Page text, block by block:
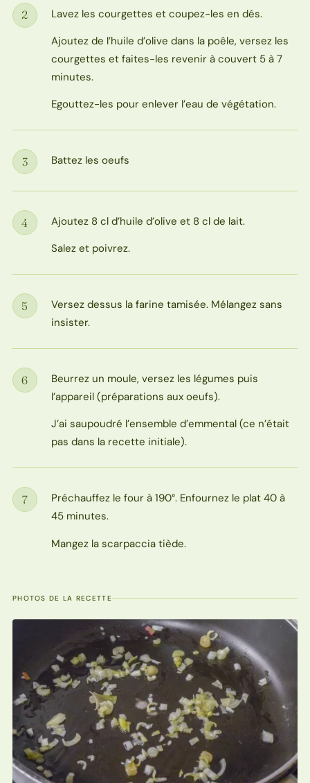
Étape
2
Lavez les courgettes et coupez-les en dés.
Ajoutez de l’huile d’olive dans la poêle, versez les
courgettes et faites-les revenir à couvert 5 à 7
minutes.
Egouttez-les pour enlever l’eau de végétation.
Étape
3 Battez les oeufs
Étape
4
Ajoutez 8 cl d’huile d’olive et 8 cl de lait.
Salez et poivrez.
Étape
5
Versez dessus la farine tamisée. Mélangez sans
insister.
Étape
6
Beurrez un moule, versez les légumes puis
l’appareil (préparations aux oeufs).
J’ai saupoudré l’ensemble d’emmental (ce n’était
pas dans la recette initiale).
Étape
7
Préchauffez le four à 190°. Enfournez le plat 40 à
45 minutes.
Mangez la scarpaccia tiède.
PHOTOS DE LA RECETTE